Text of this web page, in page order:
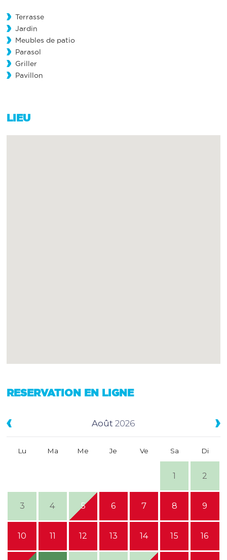
Terrasse
Jardin
Meubles de patio
Parasol
Griller
Pavillon
LIEU
RESERVATION EN LIGNE
Août 2026
Lu Ma Me Je Ve Sa Di
1 2
3 4 5 6 7 8 9
10 11 12 13 14 15 16